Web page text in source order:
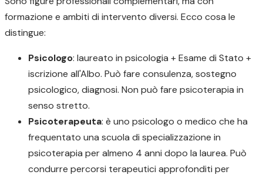
formazione e ambiti di intervento diversi. Ecco cosa le
distingue:
Psicologo: laureato in psicologia + Esame di Stato +
iscrizione all'Albo. Può fare consulenza, sostegno
psicologico, diagnosi. Non può fare psicoterapia in
senso stretto.
Psicoterapeuta: è uno psicologo o medico che ha
frequentato una scuola di specializzazione in
psicoterapia per almeno 4 anni dopo la laurea. Può
condurre percorsi terapeutici approfonditi per